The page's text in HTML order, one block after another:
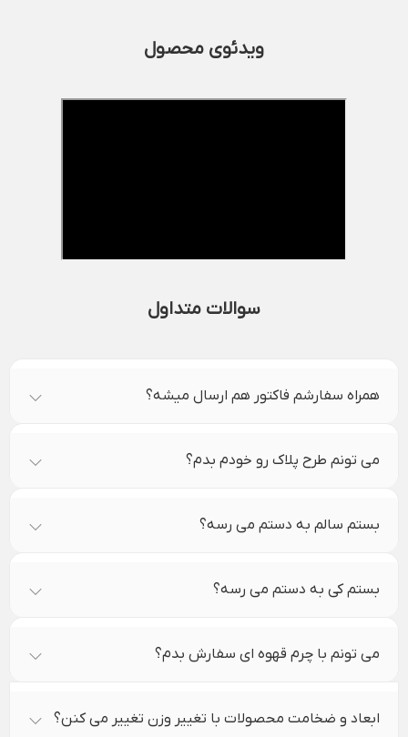
ویدئوی محصول
سوالات متداول
همراه سفارشم فاکتور هم ارسال میشه؟
می تونم طرح پلاک رو خودم بدم؟
بستم سالم به دستم می رسه؟
بستم کی به دستم می رسه؟
می تونم با چرم قهوه ای سفارش بدم؟
ابعاد و ضخامت محصولات با تغییر وزن تغییر می کنن؟